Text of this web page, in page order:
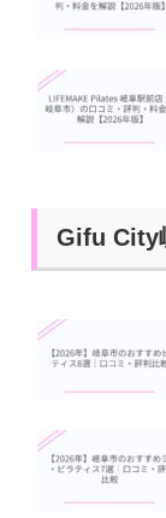
Gifu City